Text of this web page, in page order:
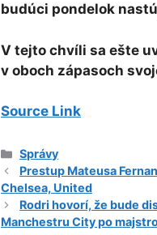
budúci pondelok
V tejto chvíli sa ešte
v oboch zápasoch
Source Link
Kategórie
Správy
Prestup Mateusa
Chelsea, United
Rodri hovorí, že bude
Manchestru City po